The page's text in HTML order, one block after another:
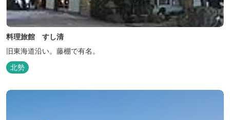
料理旅館 すし清
旧東海道沿い。藤棚で有名。
北勢